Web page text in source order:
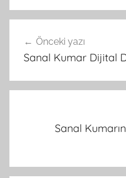
gezinmesi
Önceki yazı
Sanal Kumar Dijital
Sanal